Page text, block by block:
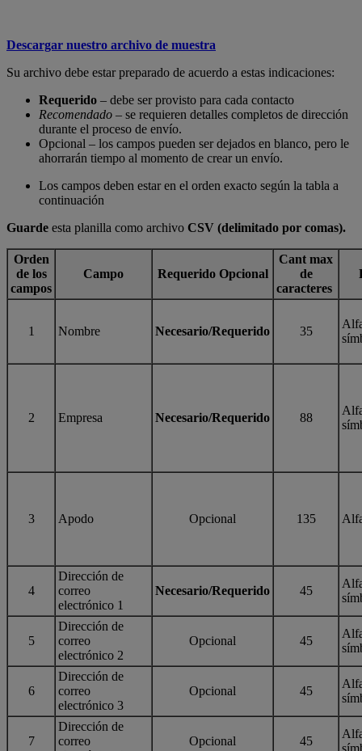
Descargar nuestro archivo de muestra
Su archivo debe estar preparado de acuerdo a estas indicaciones:
Requerido – debe ser provisto para cada contacto
Recomendado – se requieren detalles completos de dirección
durante el proceso de envío.
Opcional – los campos pueden ser dejados en blanco, pero le
ahorrarán tiempo al momento de crear un envío.
Los campos deben estar en el orden exacto según la tabla a
continuación
Guarde esta planilla como archivo CSV (delimitado por comas).
Orden
de los
campos
Campo Requerido Opcional
Cant max
de
caracteres
1 Nombre Necesario/Requerido 35
2 Empresa Necesario/Requerido 88
3 Apodo Opcional 135
4
Dirección de
correo
electrónico 1
Necesario/Requerido 45
5
Dirección de
correo
electrónico 2
Opcional 45
6
Dirección de
correo
electrónico 3
Opcional 45
7
Dirección de
correo
Opcional 45